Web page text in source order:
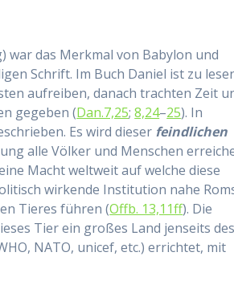
war das Merkmal von Babylon und
Schrift. Im Buch Daniel ist zu
aufreiben, danach trachten Zeit
gegeben (Dan.7,25;8,24–25). In
Es wird dieser feindlichen
alle Völker und Menschen
Macht weltweit auf welche diese
wirkende Institution nahe
Tieres führen (Offb. 13,11ff). Die
Tier ein großes Land jenseits des
NATO, unicef, etc.) errichtet, mit